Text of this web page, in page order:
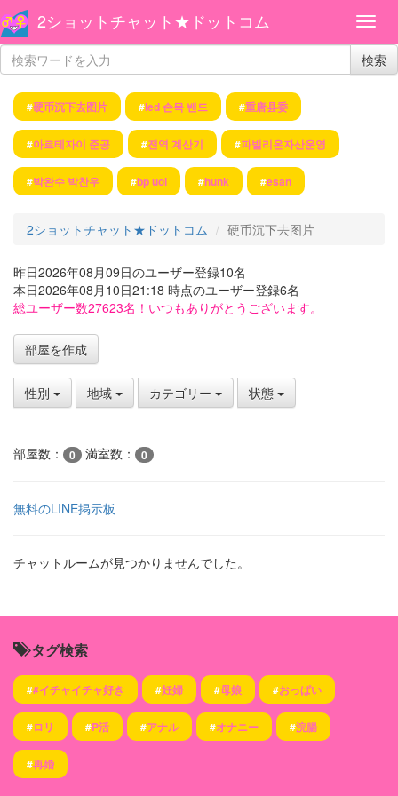
2ショットチャット★ドットコム
検索
#硬币沉下去图片 #led 손목 밴드 #重唐县委
#아르테자이 준공 #전역 계산기 #파빌리온자산운영
#박완수 박찬우 #bp uol #hunk #esan
2ショットチャット★ドットコム 硬币沉下去图片
昨日2026年08月09日のユーザー登録10名
本日2026年08月10日21:18 時点のユーザー登録6名
総ユーザー数27623名！いつもありがとうございます。
部屋を作成
性別 地域 カテゴリー 状態
部屋数： 0 満室数： 0
無料のLINE掲示板
チャットルームが見つかりませんでした。
タグ検索
##イチャイチャ好き #妊婦 #母娘 #おっぱい
#ロリ #P活 #アナル #オナニー #浣腸
#再婚